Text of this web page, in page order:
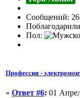
Сообщений:
Пол:
Профессия -
« Ответ #6: 01